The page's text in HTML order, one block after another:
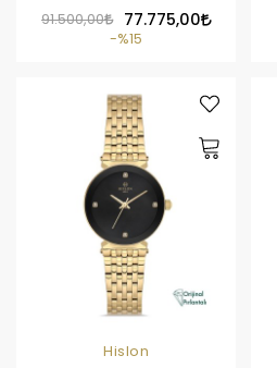
91.500,00
77.775,00
%15
Hislon